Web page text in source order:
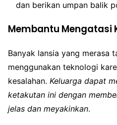
dan berikan umpan balik
Membantu Mengatasi
Banyak lansia yang merasa
menggunakan teknologi
kesalahan. Keluarga dapat
ketakutan ini dengan
jelas dan meyakinkan.